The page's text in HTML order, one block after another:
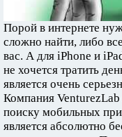
Порой в интернете
сложно найти, либо
вас. А для iPhone и
не хочется тратить
является очень
Компания VenturezLab
поиску мобильных
является абсолютно